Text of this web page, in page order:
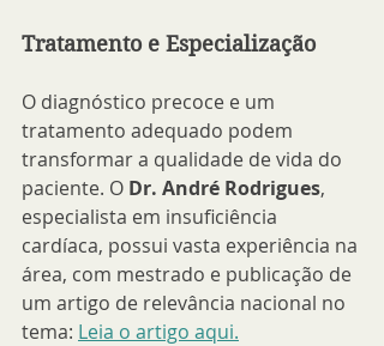
Tratamento e Especialização
O diagnóstico precoce e um
tratamento adequado podem
transformar a qualidade de vida do
paciente. O Dr. André Rodrigues,
especialista em insuficiência
cardíaca, possui vasta experiência na
área, com mestrado e publicação de
um artigo de relevância nacional no
tema: Leia o artigo aqui.